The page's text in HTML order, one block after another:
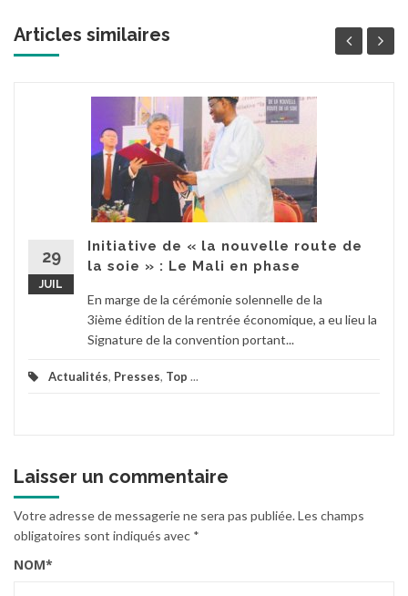
Articles similaires
29
JUIL
Initiative de « la nouvelle route de
la soie » : Le Mali en phase
En marge de la cérémonie solennelle de la
3ième édition de la rentrée économique, a eu lieu la
Signature de la convention portant...
Actualités, Presses, Top ...
Laisser un commentaire
Votre adresse de messagerie ne sera pas publiée.Les champs
obligatoires sont indiqués avec *
NOM*